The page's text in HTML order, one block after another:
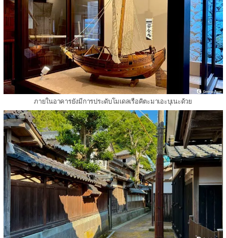
ภายในอาคารยังมีการประดับโมเดลเรือคิตะมาเอะบุเนะด้วย